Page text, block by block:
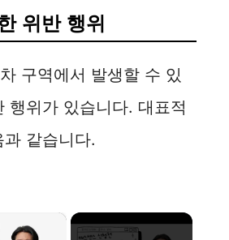
위반 행위
구역에서 발생할 수 있
행위가 있습니다. 대표적
같습니다.
×